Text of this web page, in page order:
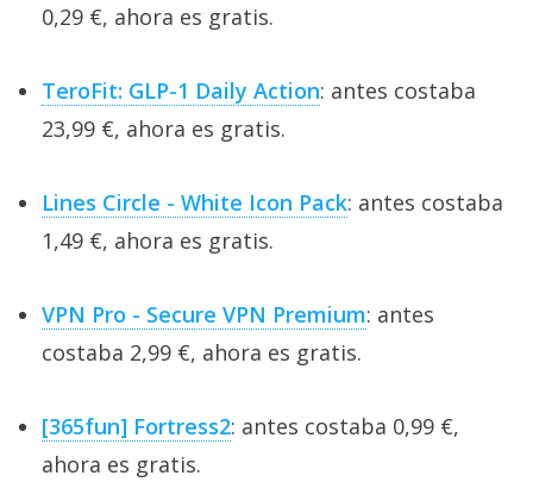
0,29 €, ahora es gratis.
TeroFit: GLP-1 Daily Action: antes costaba
23,99 €, ahora es gratis.
Lines Circle - White Icon Pack: antes costaba
1,49 €, ahora es gratis.
VPN Pro - Secure VPN Premium: antes
costaba 2,99 €, ahora es gratis.
[365fun] Fortress2: antes costaba 0,99 €,
ahora es gratis.